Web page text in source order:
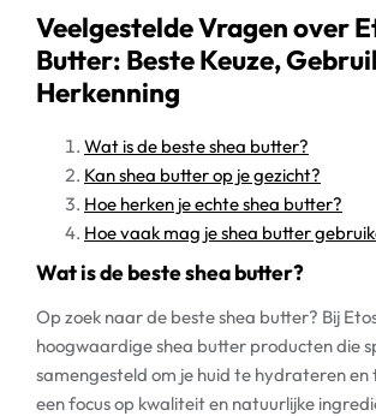
Veelgestelde Vragen over
Butter: Beste Keuze,
Herkenning
Wat is de beste shea butter?
Kan shea butter op je gezicht?
Hoe herken je echte shea butter?
Hoe vaak mag je shea butter
Wat is de beste shea butter?
Op zoek naar de beste shea butter? Bij
hoogwaardige shea butter producten die
samengesteld om je huid te hydrateren en
een focus op kwaliteit en natuurlijke